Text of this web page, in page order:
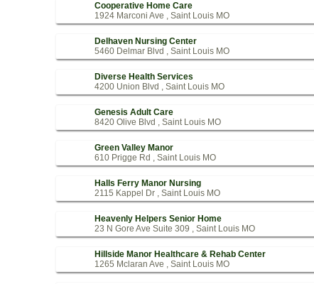
Cooperative Home Care
1924 Marconi Ave , Saint Louis MO
Delhaven Nursing Center
5460 Delmar Blvd , Saint Louis MO
Diverse Health Services
4200 Union Blvd , Saint Louis MO
Genesis Adult Care
8420 Olive Blvd , Saint Louis MO
Green Valley Manor
610 Prigge Rd , Saint Louis MO
Halls Ferry Manor Nursing
2115 Kappel Dr , Saint Louis MO
Heavenly Helpers Senior Home
23 N Gore Ave Suite 309 , Saint Louis MO
Hillside Manor Healthcare & Rehab Center
1265 Mclaran Ave , Saint Louis MO